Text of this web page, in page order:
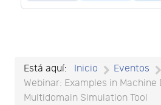
Está aquí: Inicio Eventos
Webinar: Examples in Machine
Multidomain Simulation Tool